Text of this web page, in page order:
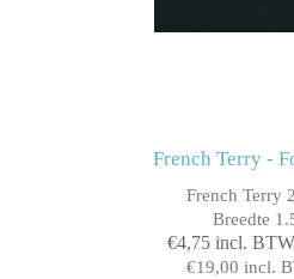
French Terry -
French Terry
Breedte
€4,75 incl.
€19,00 incl.